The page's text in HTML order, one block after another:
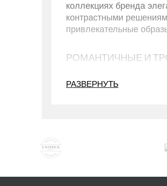
коллекциях бренда
контрастными
привлекательные
РОМАНТИЧНЫЕ И
крой стильно
самые разнообразные
РАЗВЕРНУТЬ